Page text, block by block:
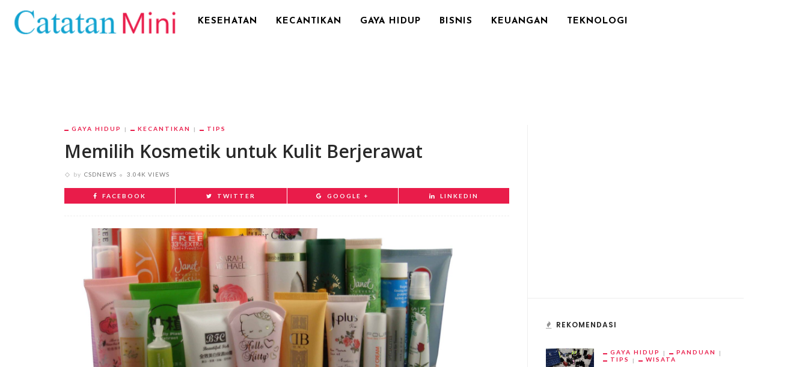
KESEHATAN KECANTIKAN GAYA HIDUP BISNIS KEUANGAN TEKNOLOGI
GAYA HIDUP KECANTIKAN TIPS
Memilih Kosmetik untuk Kulit Berjerawat
by CSDNEWS 3.04K VIEWS
FACEBOOK TWITTER GOOGLE + LINKEDIN
REKOMENDASI
GAYA HIDUP
PANDUAN
TIPS
WISATA